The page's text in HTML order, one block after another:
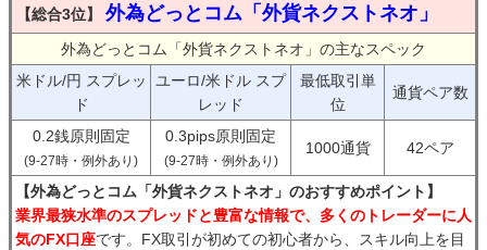
【総合3位】 外為どっとコム「外貨ネクストネオ」
外為どっとコム「外貨ネクストネオ」の主なスペック
米ドル/円 スプレッ
ド
ユーロ/米ドル スプ
レッド
最低取引単
位
通貨ペア数
0.2銭原則固定
(9-27時・例外あり)
0.3pips原則固定
(9-27時・例外あり)
1000通貨 42ペア
【外為どっとコム「外貨ネクストネオ」のおすすめポイント】
業界最狭水準のスプレッドと豊富な情報で、多くのトレーダーに人
気のFX口座です。FX取引が初めての初心者から、スキル向上を目